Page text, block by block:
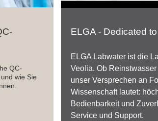
QC-
wie Sie
ELGA - Dedicated
ELGA Labwater ist die
Veolia. Ob
unser Versprechen an
Wissenschaft lautet:
Bedienbarkeit und
Service und Support.